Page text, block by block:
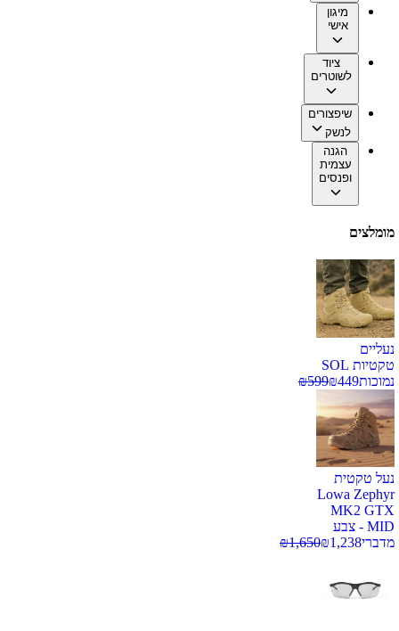
מיגון
אישי
ציוד
לשוטרים
שיפצורים
לנשק
הגנה
עצמית
ופנסים
מומלצים
נעליים
טקטיות SOL
נמוכות
₪449
₪599
נעל טקטית
Lowa Zephyr
MK2 GTX
MID - צבע
מדברי
₪1,238
₪1,650